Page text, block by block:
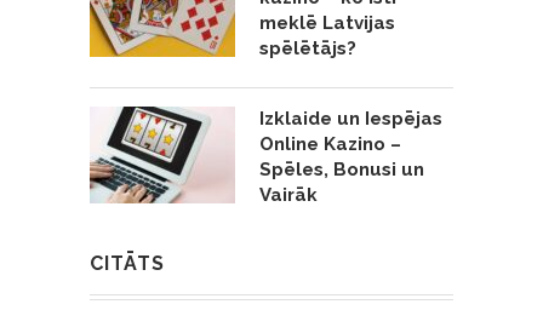
meklē Latvijas
spēlētājs?
Izklaide un Iespējas
Online Kazino –
Spēles, Bonusi un
Vairāk
CITĀTS